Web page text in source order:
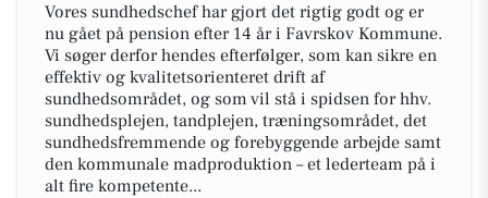
Vores sundhedschef har gjort det rigtig godt og er
nu gået på pension efter 14 år i Favrskov Kommune.
Vi søger derfor hendes efterfølger, som kan sikre en
effektiv og kvalitetsorienteret drift af
sundhedsområdet, og som vil stå i spidsen for hhv.
sundhedsplejen, tandplejen, træningsområdet, det
sundhedsfremmende og forebyggende arbejde samt
den kommunale madproduktion – et lederteam på i
alt fire kompetente...